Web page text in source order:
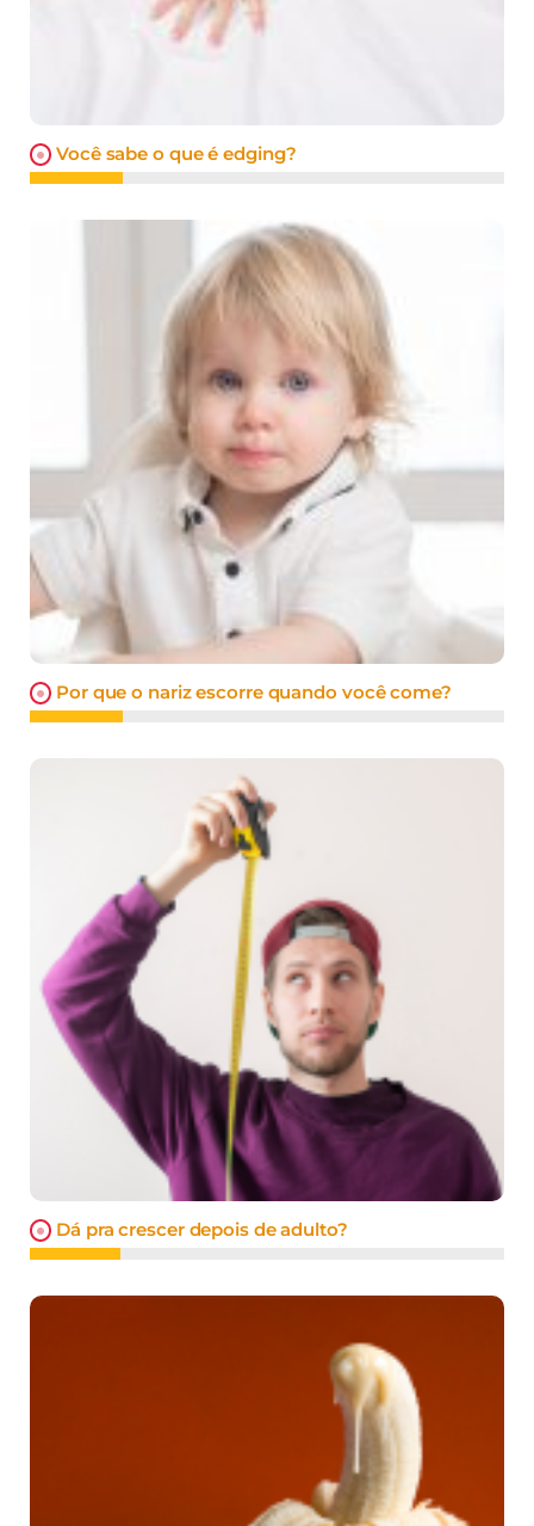
Você sabe o que é edging?
Por que o nariz escorre quando você come?
Dá pra crescer depois de adulto?